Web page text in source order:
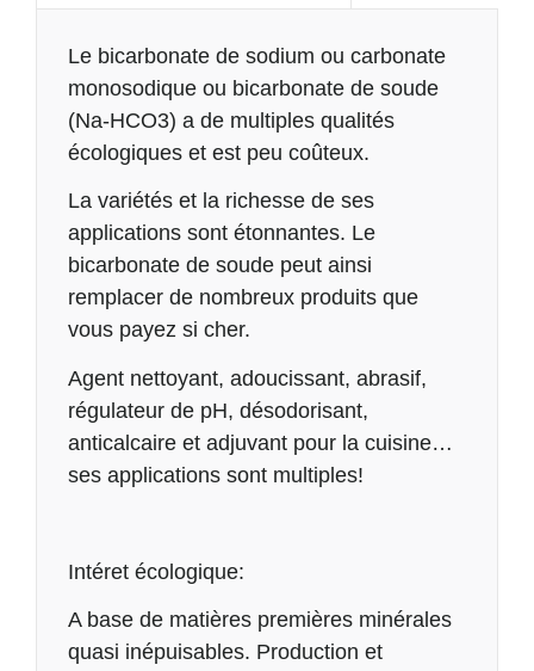
Description
Le bicarbonate de sodium ou carbonate
monosodique ou bicarbonate de soude
(Na-HCO3) a de multiples qualités
écologiques et est peu coûteux.
La variétés et la richesse de ses
applications sont étonnantes. Le
bicarbonate de soude peut ainsi
remplacer de nombreux produits que
vous payez si cher.
Agent nettoyant, adoucissant, abrasif,
régulateur de pH, désodorisant,
anticalcaire et adjuvant pour la cuisine…
ses applications sont multiples!
Intéret écologique:
A base de matières premières minérales
quasi inépuisables. Production et